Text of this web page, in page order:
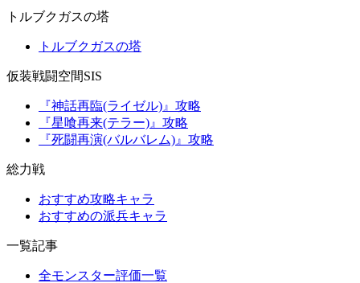
トルブクガスの塔
トルブクガスの塔
仮装戦闘空間SIS
『神話再臨(ライゼル)』攻略
『星喰再来(テラー)』攻略
『死闘再演(バルバレム)』攻略
総力戦
おすすめ攻略キャラ
おすすめの派兵キャラ
一覧記事
全モンスター評価一覧